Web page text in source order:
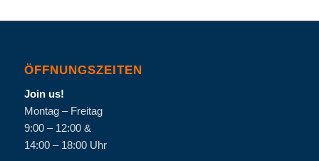
ÖFFNUNGSZEITEN
Join us!
Montag – Freitag
9:00 – 12:00 &
14:00 – 18:00 Uhr